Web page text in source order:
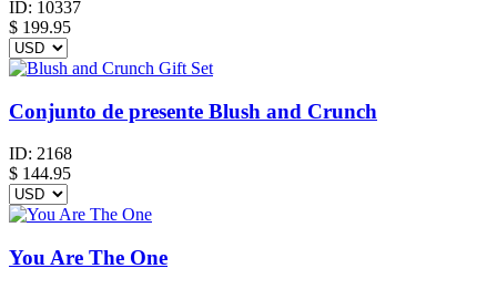
ID: 10337
$ 199.95
Conjunto de presente Blush and Crunch
ID: 2168
$ 144.95
You Are The One